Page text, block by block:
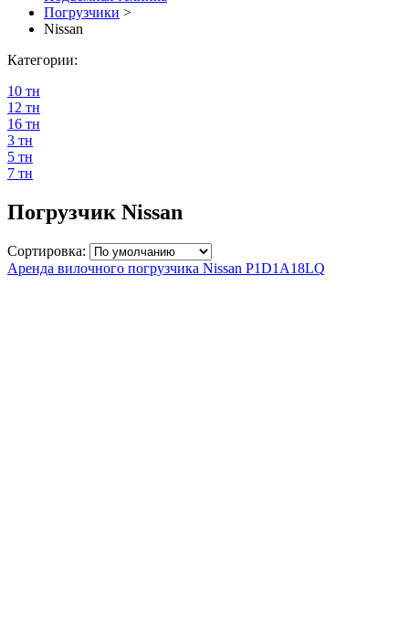
Погрузчики >
Nissan
Категории:
10 тн
12 тн
16 тн
3 тн
5 тн
7 тн
Погрузчик Nissan
Сортировка:
Аренда вилочного погрузчика Nissan P1D1A18LQ